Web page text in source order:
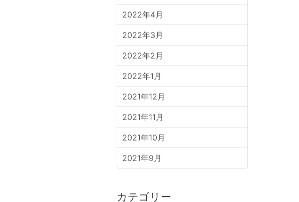
2022年4月
2022年3月
2022年2月
2022年1月
2021年12月
2021年11月
2021年10月
2021年9月
カテゴリー